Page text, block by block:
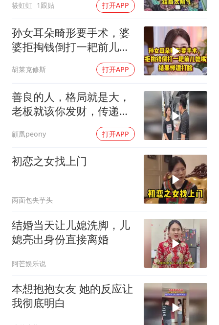
筱虹虹 1跟贴 打开APP
孙女耳朵畸形要手术，婆
婆拒掏钱倒打一耙前儿媳
胡莱克修斯 打开APP
善良的人，格局就是大，
老板就该你发财，传递正
顧凰peony 打开APP
初恋之女找上门
两面包夹芋头
结婚当天让儿媳洗脚，儿
媳亮出身份直接离婚
阿芒娱乐说
本想抱抱女友 她的反应让
我彻底明白